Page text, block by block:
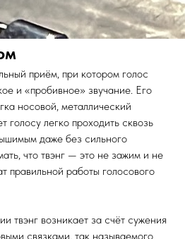
приём, при котором голос
и «пробивное» звучание. Его
носовой, металлический
голосу легко проходить сквозь
даже без сильного
что твэнг — это не зажим и не
правильной работы голосового
твэнг возникает за счёт сужения
связками, так называемого